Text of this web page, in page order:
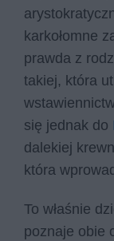
karkołomne
prawda z
takiej, która
się jednak do
dalekiej
która
To właśnie
poznaje obie